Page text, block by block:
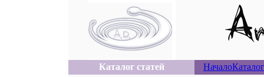
Каталог статей Начало